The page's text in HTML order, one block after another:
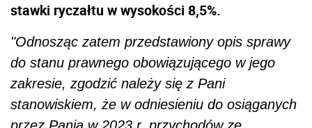
stawki ryczałtu w wysokości 8,5%.
"Odnosząc zatem przedstawiony opis sprawy
do stanu prawnego obowiązującego w jego
zakresie, zgodzić należy się z Pani
stanowiskiem, że w odniesieniu do osiąganych